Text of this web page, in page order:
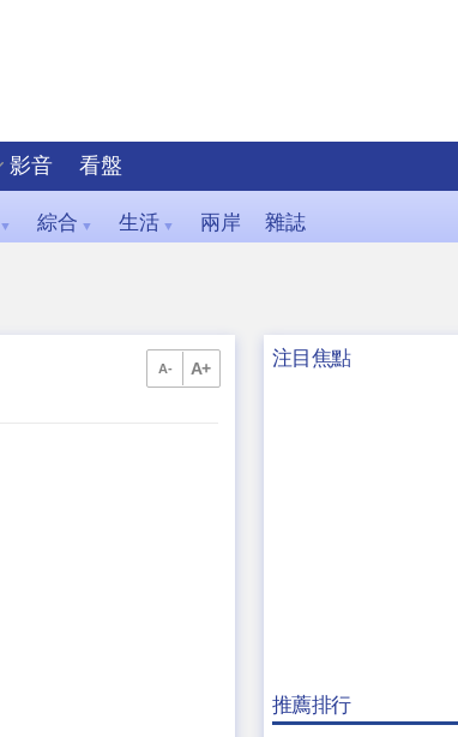
影音 看盤
▼ 綜合 ▼ 生活 ▼ 兩岸 雜誌
A- A+ 注目焦點
推薦排行